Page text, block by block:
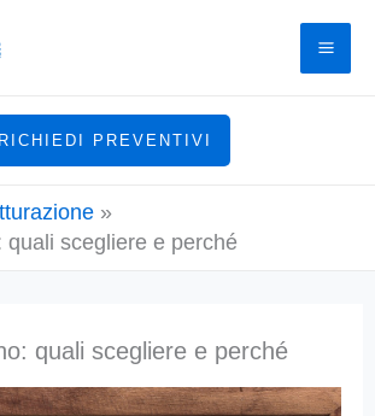
RICHIEDI PREVENTIVI
quali scegliere e perché
quali scegliere e perché